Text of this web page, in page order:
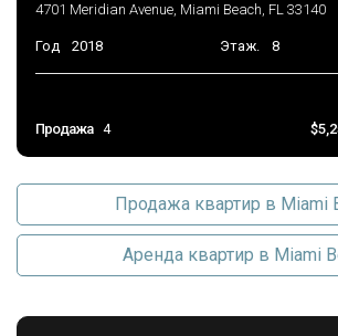
4701 Meridian Avenue, Miami Beach, FL 33140
Год 2018 Этаж. 8
Продажа 4
Продажа квартир в Miami
Аренда квартир в Miami